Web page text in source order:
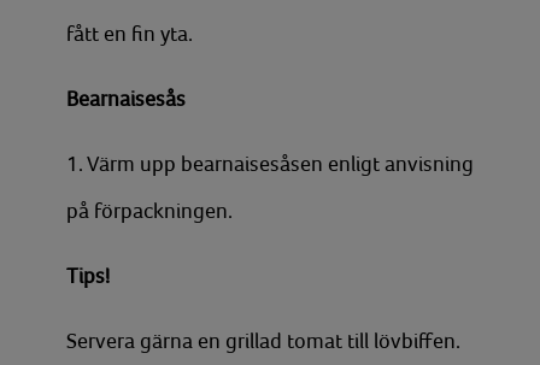
fått en fin yta.
Bearnaisesås
1. Värm upp bearnaisesåsen enligt anvisning
på förpackningen.
Tips!
Servera gärna en grillad tomat till lövbiffen.